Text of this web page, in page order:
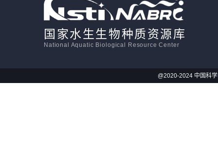
国家水生生物种质资源库
National Aquatic Biological Resource Center
@2020-2024 中国科